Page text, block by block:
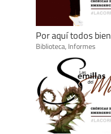
Por aquí todos bien
Biblioteca, Informes